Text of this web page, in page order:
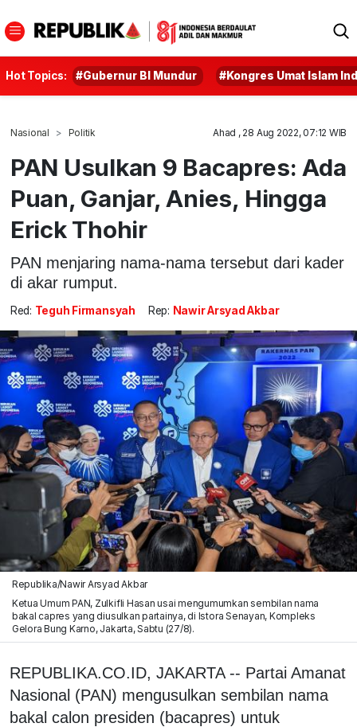
Hot Topics: #Gubernur BI Mundur #Kongres Umat Islam
Nasional Politik Ahad , 28 Aug 2022, 07:12 WIB
PAN Usulkan 9 Bacapres: Ada
Puan, Ganjar, Anies, Hingga
Erick Thohir
PAN menjaring nama-nama tersebut dari kader
di akar rumput.
Red: Teguh Firmansyah Rep: Nawir Arsyad Akbar
Republika/Nawir Arsyad Akbar
Ketua Umum PAN, Zulkifli Hasan usai mengumumkan sembilan nama
bakal capres yang diusulkan partainya, di Istora Senayan, Kompleks
Gelora Bung Karno, Jakarta, Sabtu (27/8).
REPUBLIKA.CO.ID, JAKARTA -- Partai Amanat
Nasional (PAN) mengusulkan sembilan nama
bakal calon presiden (bacapres) untuk